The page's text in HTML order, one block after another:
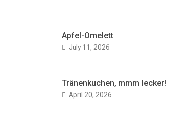
Apfel-Omelett
July 11, 2026
Tränenkuchen, mmm lecker!
April 20, 2026